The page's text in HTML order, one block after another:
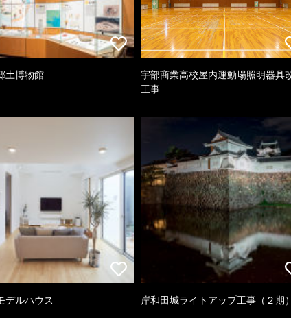
土博物館
宇部商業高校屋内運動場照明器具
工事
デルハウス 岸和田城ライトアップ工事（２期）